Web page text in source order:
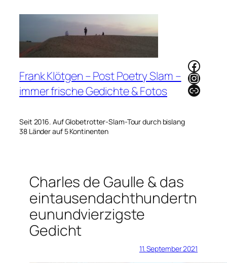
Frank Klötgen – Post Poetry Slam –
immer frische Gedichte & Fotos
Seit 2016. Auf Globetrotter-Slam-Tour durch bislang
38 Länder auf 5 Kontinenten
Link
Charles de Gaulle & das
eintausendachthundertn
eunundvierzigste
Gedicht
11. September 2021